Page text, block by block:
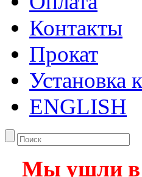
Контакты
Прокат
Установка
ENGLISH
Мы ушли в